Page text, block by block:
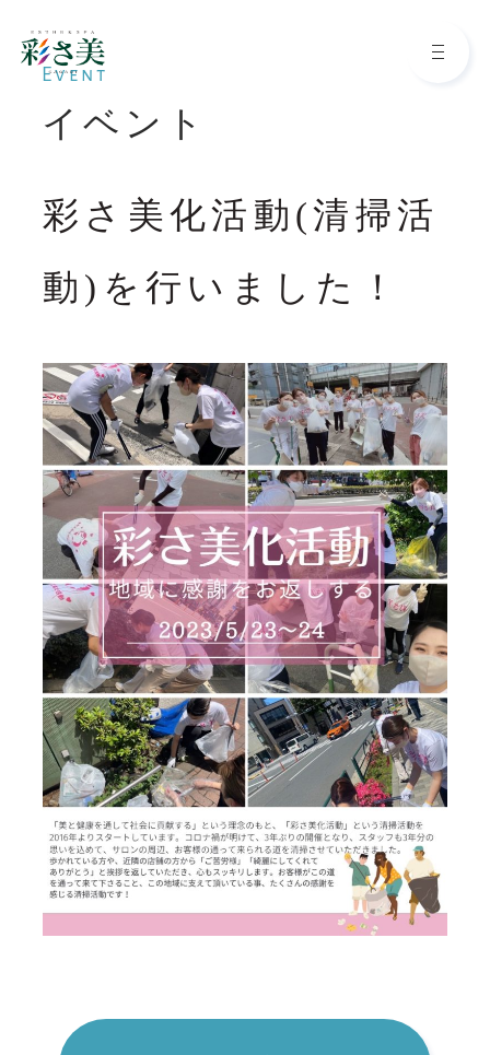
トップページ
About
Reason
彩さ美が選ばれる理由
News
お知らせ
Guide
初めての方へ
Course
コース紹介
Perfomance
Esthetic
Event
イベント
彩さ美化活動(清掃活
動)を行いました！